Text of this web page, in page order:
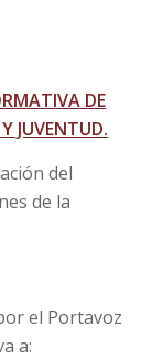
DE
JUVENTUD.
del
de la
el Portavoz
a: